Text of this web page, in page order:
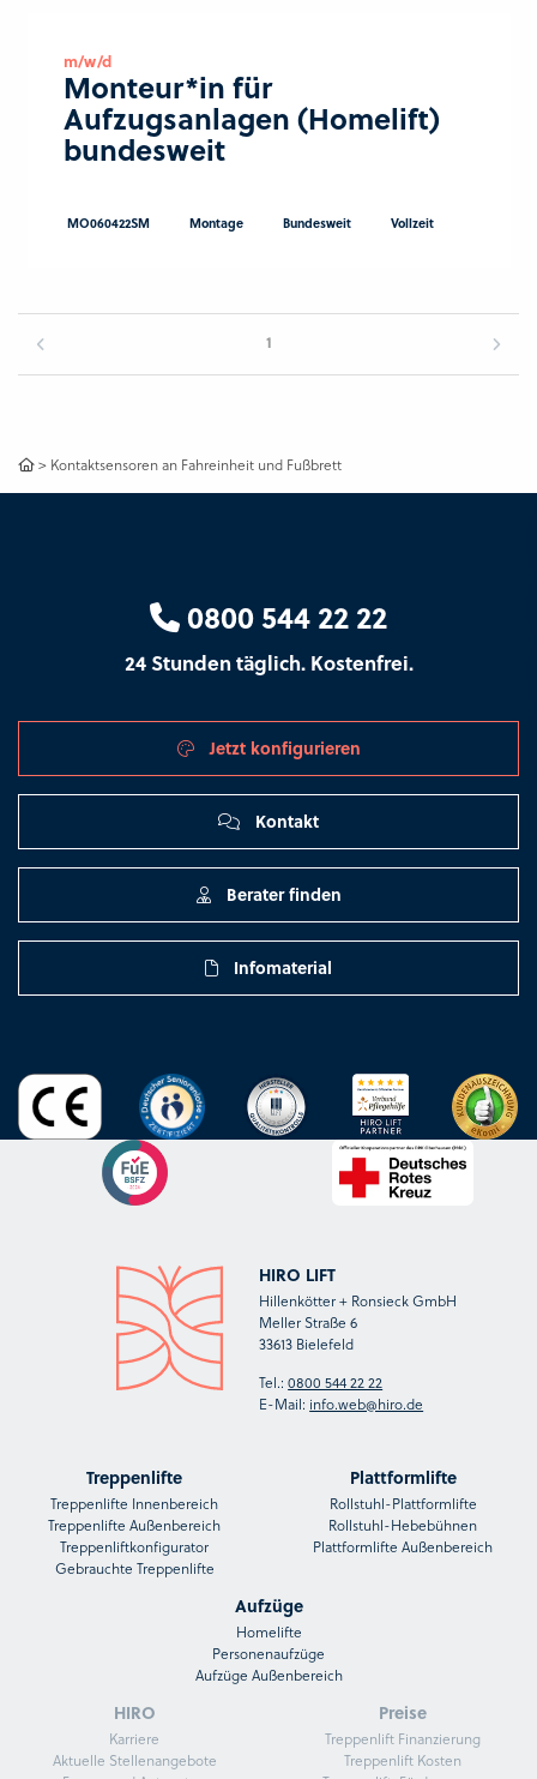
m/w/d
Monteur*in für
Aufzugsanlagen (Homelift)
bundesweit
MO060422SM Montage Bundesweit Vollzeit
1
> Kontaktsensoren an Fahreinheit und Fußbrett
0800 544 22 22
24 Stunden täglich. Kostenfrei.
Jetzt konfigurieren
Kontakt
Berater finden
Infomaterial
HIRO LIFT
Hillenkötter + Ronsieck GmbH
Meller Straße 6
33613 Bielefeld
Tel.:0800 544 22 22
E-Mail: info.web@hiro.de
Treppenlifte
Treppenlifte Innenbereich
Treppenlifte Außenbereich
Treppenliftkonfigurator
Gebrauchte Treppenlifte
Plattformlifte
Rollstuhl-Plattformlifte
Rollstuhl-Hebebühnen
Plattformlifte Außenbereich
Aufzüge
Homelifte
Personenaufzüge
Aufzüge Außenbereich
HIRO
Karriere
Aktuelle Stellenangebote
Preise
Treppenlift Finanzierung
Treppenlift Kosten